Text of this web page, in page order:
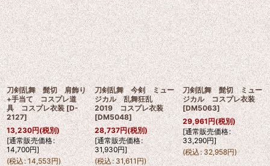
刀剣乱舞 髭切 肩飾り
+手当て コスプレ道
具 コスプレ衣装 [D-
2127]
13,230円(税別)
[通常販売価格:
14,700円]
(税込: 14,553円)
刀剣乱舞 今剣 ミュー
ジカル 乱舞狂乱
2019 コスプレ衣装
[DM5048]
28,737円(税別)
[通常販売価格:
31,930円]
(税込: 31,611円)
刀剣乱舞 髭切 ミュー
ジカル コスプレ衣装
[DM5063]
29,961円(税別)
[通常販売価格:
33,290円]
(税込: 32,958円)